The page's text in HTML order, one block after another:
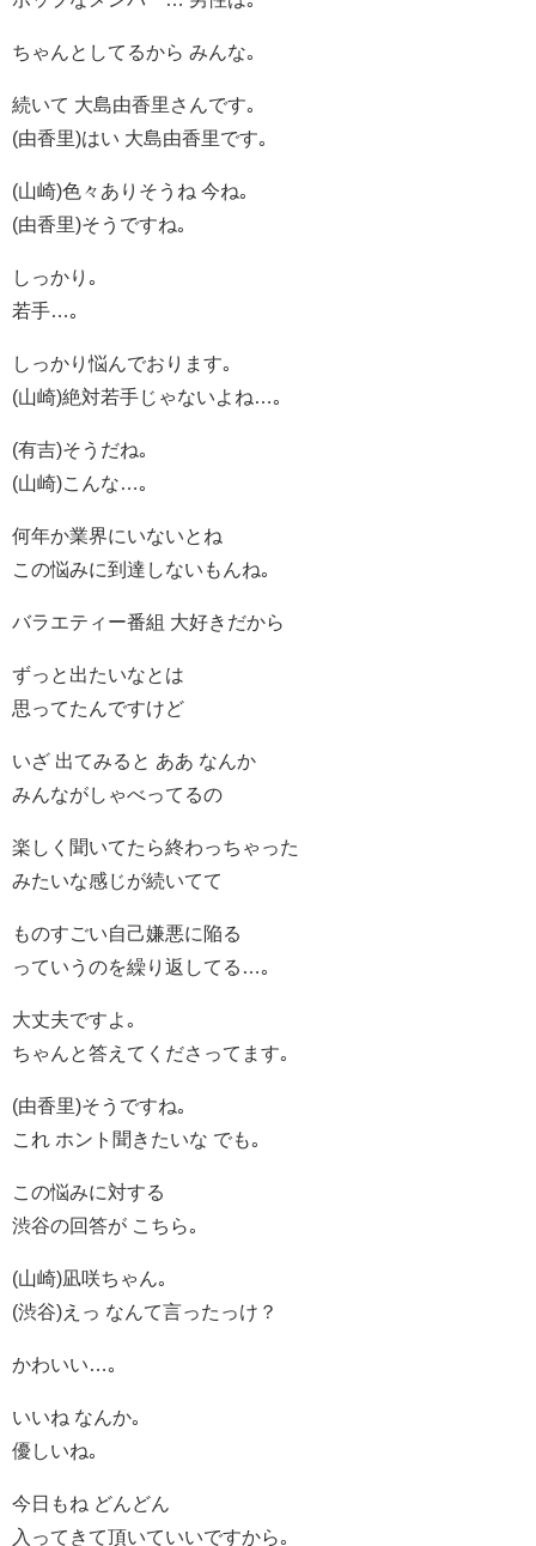
ちゃんとしてるから みんな｡
続いて 大島由香里さんです｡
(由香里)はい 大島由香里です｡
(山崎)色々ありそうね 今ね｡
(由香里)そうですね｡
しっかり｡
若手…｡
しっかり悩んでおります｡
(山崎)絶対若手じゃないよね…｡
(有吉)そうだね｡
(山崎)こんな…｡
何年か業界にいないとね
この悩みに到達しないもんね｡
バラエティー番組 大好きだから
ずっと出たいなとは
思ってたんですけど
いざ 出てみると ああ なんか
みんながしゃべってるの
楽しく聞いてたら終わっちゃった
みたいな感じが続いてて
ものすごい自己嫌悪に陥る
っていうのを繰り返してる…｡
大丈夫ですよ｡
ちゃんと答えてくださってます｡
(由香里)そうですね｡
これ ホント聞きたいな でも｡
この悩みに対する
渋谷の回答が こちら｡
(山崎)凪咲ちゃん｡
(渋谷)えっ なんて言ったっけ？
かわいい…｡
いいね なんか｡
優しいね｡
今日もね どんどん
入ってきて頂いていいですから｡